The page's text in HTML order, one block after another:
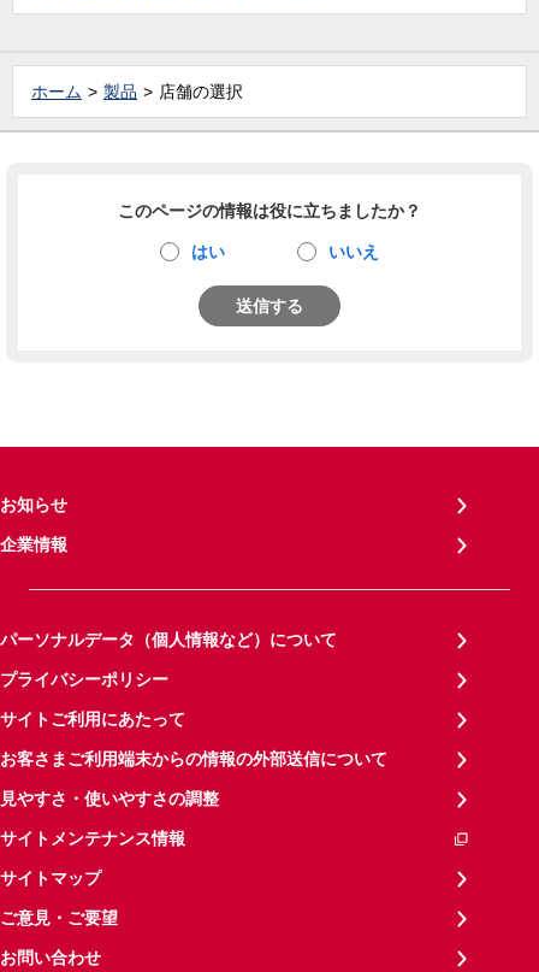
ホーム 製品 店舗の選択
このページの情報は役に立ちましたか？
はい いいえ
送信する
お知らせ
企業情報
パーソナルデータ（個人情報など）について
プライバシーポリシー
サイトご利用にあたって
お客さまご利用端末からの情報の外部送信について
見やすさ・使いやすさの調整
サイトメンテナンス情報
サイトマップ
ご意見・ご要望
お問い合わせ